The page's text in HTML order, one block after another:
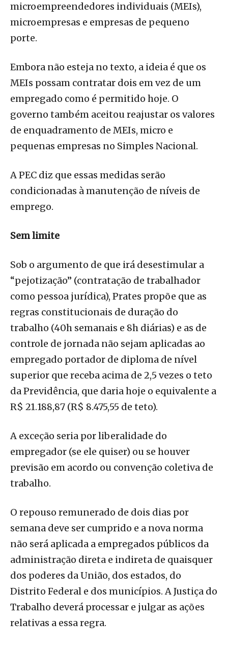
microempreendedores individuais (MEIs),
microempresas e empresas de pequeno
porte.
Embora não esteja no texto, a ideia é que os
MEIs possam contratar dois em vez de um
empregado como é permitido hoje. O
governo também aceitou reajustar os valores
de enquadramento de MEIs, micro e
pequenas empresas no Simples Nacional.
A PEC diz que essas medidas serão
condicionadas à manutenção de níveis de
emprego.
Sem limite
Sob o argumento de que irá desestimular a
“pejotização” (contratação de trabalhador
como pessoa jurídica), Prates propõe que as
regras constitucionais de duração do
trabalho (40h semanais e 8h diárias) e as de
controle de jornada não sejam aplicadas ao
empregado portador de diploma de nível
superior que receba acima de 2,5 vezes o teto
da Previdência, que daria hoje o equivalente a
R$ 21.188,87 (R$ 8.475,55 de teto).
A exceção seria por liberalidade do
empregador (se ele quiser) ou se houver
previsão em acordo ou convenção coletiva de
trabalho.
O repouso remunerado de dois dias por
semana deve ser cumprido e a nova norma
não será aplicada a empregados públicos da
administração direta e indireta de quaisquer
dos poderes da União, dos estados, do
Distrito Federal e dos municípios. A Justiça do
Trabalho deverá processar e julgar as ações
relativas a essa regra.